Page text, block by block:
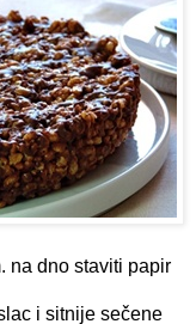
na dno staviti papir
i sitnije sečene